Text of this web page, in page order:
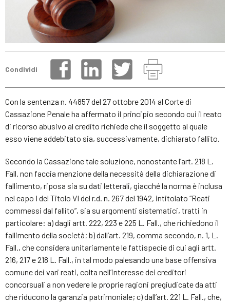
Condividi
Con la sentenza n. 44857 del 27 ottobre 2014 al Corte di
Cassazione Penale ha affermato il principio secondo cui il reato
di ricorso abusivo al credito richiede che il soggetto al quale
esso viene addebitato sia, successivamente, dichiarato fallito.
Secondo la Cassazione tale soluzione, nonostante l’art. 218 L.
Fall. non faccia menzione della necessità della dichiarazione di
fallimento, riposa sia su dati letterali, giacché la norma è inclusa
nel capo I del Titolo VI del r.d. n. 267 del 1942, intitolato “Reati
commessi dal fallito”, sia su argomenti sistematici, tratti in
particolare: a) dagli artt. 222, 223 e 225 L. Fall., che richiedono il
fallimento della società; b) dall’art. 219, comma secondo, n. 1, L.
Fall., che considera unitariamente le fattispecie di cui agli artt.
216, 217 e 218 L. Fall., in tal modo palesando una base offensiva
comune dei vari reati, colta nell’interesse dei creditori
concorsuali a non vedere le proprie ragioni pregiudicate da atti
che riducono la garanzia patrimoniale; c) dall’art. 221 L. Fall., che,